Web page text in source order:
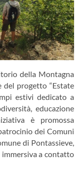
della Montagna
del progetto “Estate
estivi dedicato a
educazione
è promossa
dei Comuni
di Pontassieve,
immersiva a contatto